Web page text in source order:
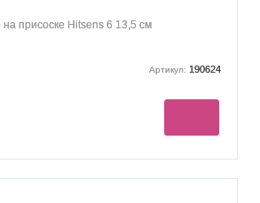
присоске Hitsens 6 13,5 см
Артикул: 190624